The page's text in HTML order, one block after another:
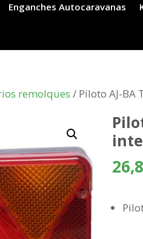
Enganches Autocaravanas
remolques / Piloto AJ-